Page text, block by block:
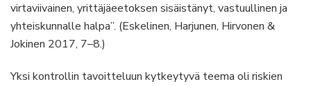
virtaviivainen, yrittäjäeetoksen sisäistänyt, vastuullinen ja
yhteiskunnalle halpa”. (Eskelinen, Harjunen, Hirvonen &
Jokinen 2017, 7–8.)
Yksi kontrollin tavoitteluun kytkeytyvä teema oli riskien